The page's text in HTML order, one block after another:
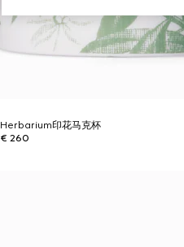
Herbarium印花马克杯
€ 260